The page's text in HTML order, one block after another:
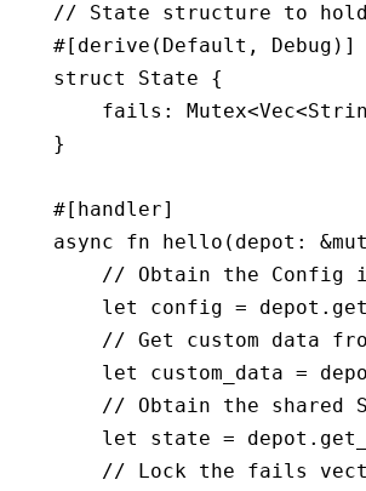
// State structure to
#[derive( Default , Debug )]
struct
State {
    fails
: Mutex<Vec<
}
#[handler]
async fn hello (depot : &mut
// Obtain the Config
    let
config = depot .
// Get custom data
    let
custom_data =
// Obtain the shared
    let
state = depot .
// Lock the fails